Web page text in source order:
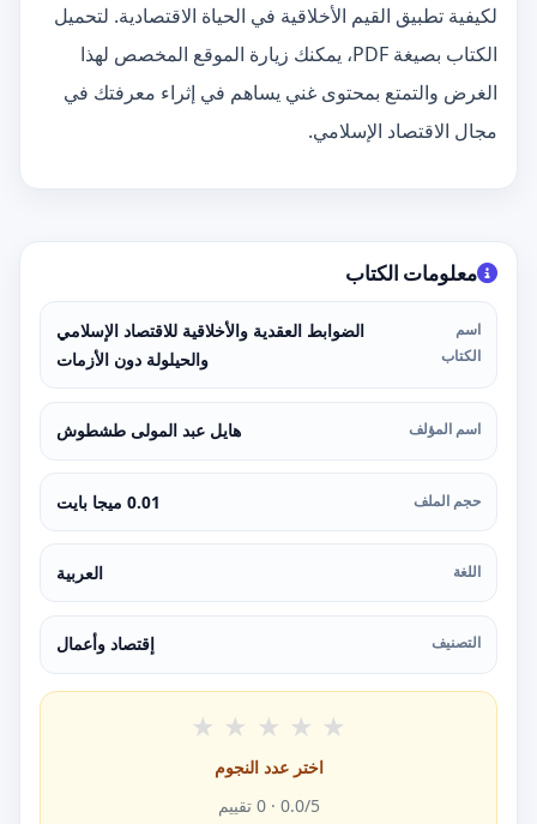
لكيفية تطبيق القيم الأخلاقية في الحياة الاقتصادية. لتحميل
الكتاب بصيغة PDF، يمكنك زيارة الموقع المخصص لهذا
الغرض والتمتع بمحتوى غني يساهم في إثراء معرفتك في
مجال الاقتصاد الإسلامي.
معلومات الكتاب
اسم
الكتاب
الضوابط العقدية والأخلاقية للاقتصاد الإسلامي
والحيلولة دون الأزمات
اسم المؤلف هايل عبد المولى طشطوش
حجم الملف 0.01 ميجا بايت
اللغة العربية
التصنيف إقتصاد وأعمال
★ ★ ★ ★ ★
اختر عدد النجوم
0.0/5 ·
0 تقييم